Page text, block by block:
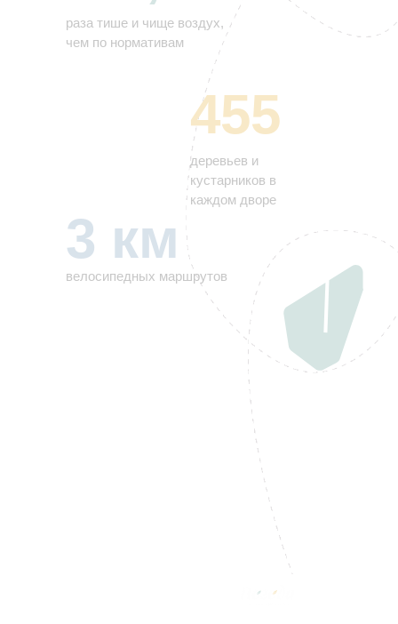
раза тише и чище воздух,
чем по нормативам
деревьев и
кустарников в
каждом дворе
велосипедных маршрутов
455
3 км